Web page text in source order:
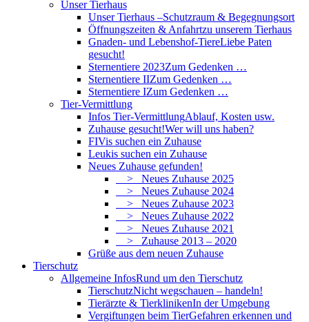
Unser Tierhaus
Unser Tierhaus –Schutzraum & Begegnungsort
Öffnungszeiten & Anfahrtzu unserem Tierhaus
Gnaden- und Lebenshof-TiereLiebe Paten
gesucht!
Sternentiere 2023Zum Gedenken …
Sternentiere IIZum Gedenken …
Sternentiere IZum Gedenken …
Tier-Vermittlung
Infos Tier-VermittlungAblauf, Kosten usw.
Zuhause gesucht!Wer will uns haben?
FIVis suchen ein Zuhause
Leukis suchen ein Zuhause
Neues Zuhause gefunden!
> Neues Zuhause 2025
> Neues Zuhause 2024
> Neues Zuhause 2023
> Neues Zuhause 2022
> Neues Zuhause 2021
> Zuhause 2013 – 2020
Grüße aus dem neuen Zuhause
Tierschutz
Allgemeine InfosRund um den Tierschutz
TierschutzNicht wegschauen – handeln!
Tierärzte & TierklinikenIn der Umgebung
Vergiftungen beim TierGefahren erkennen und